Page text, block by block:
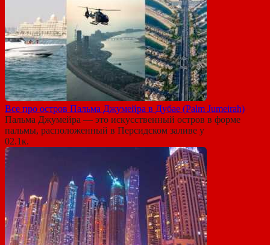
Все про остров Пальма Джумейра в Дубае (Palm Jumeirah)
Пальма Джумейра — это искусственный остров в форме
пальмы, расположенный в Персидском заливе у
02.1к.